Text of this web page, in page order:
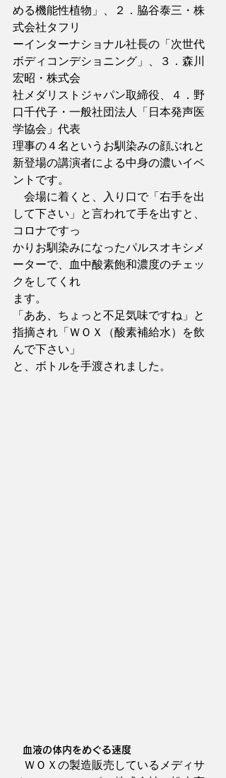
める機能性植物」、２．脇谷泰三・株
式会社タフリ
ーインターナショナル社長の「次世代
ボディコンデショニング」、３．森川
宏昭・株式会
社メダリストジャパン取締役、４．野
口千代子・一般社団法人「日本発声医
学協会」代表
理事の４名というお馴染みの顔ぶれと
新登場の講演者による中身の濃いイベ
ントです。
会場に着くと、入り口で「右手を出
して下さい」と言われて手を出すと、
コロナですっ
かりお馴染みになったパルスオキシメ
ーターで、血中酸素飽和濃度のチェッ
クをしてくれ
ます。
「ああ、ちょっと不足気味ですね」と
指摘され「ＷＯＸ（酸素補給水）を飲
んで下さい」
と、ボトルを手渡されました。
血液の体内をめぐる速度
ＷＯＸの製造販売しているメディサ